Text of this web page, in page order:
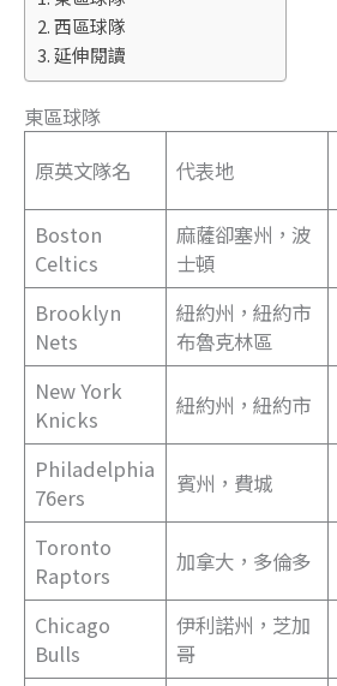
西區球隊
延伸閱讀
東區球隊
原英文隊名
代表地
Boston
Celtics
麻薩卻塞州，波
士頓
Brooklyn
Nets
紐約州，紐約市
布魯克林區
New York
Knicks
紐約州，紐約市
Philadelphia
76ers
賓州，費城
Toronto
Raptors
加拿大，多倫多
Chicago
Bulls
伊利諾州，芝加
哥